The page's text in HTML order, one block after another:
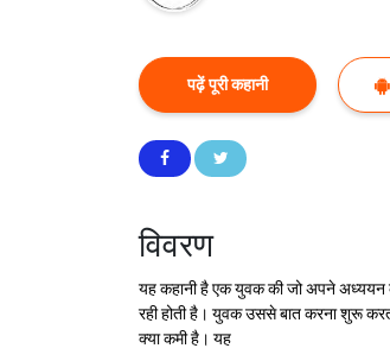
पढ़ें पूरी कहानी
विवरण
यह कहानी है एक युवक की जो अपने अध्ययन
रही होती है। युवक उससे बात करना शुरू
क्या कमी है। यह